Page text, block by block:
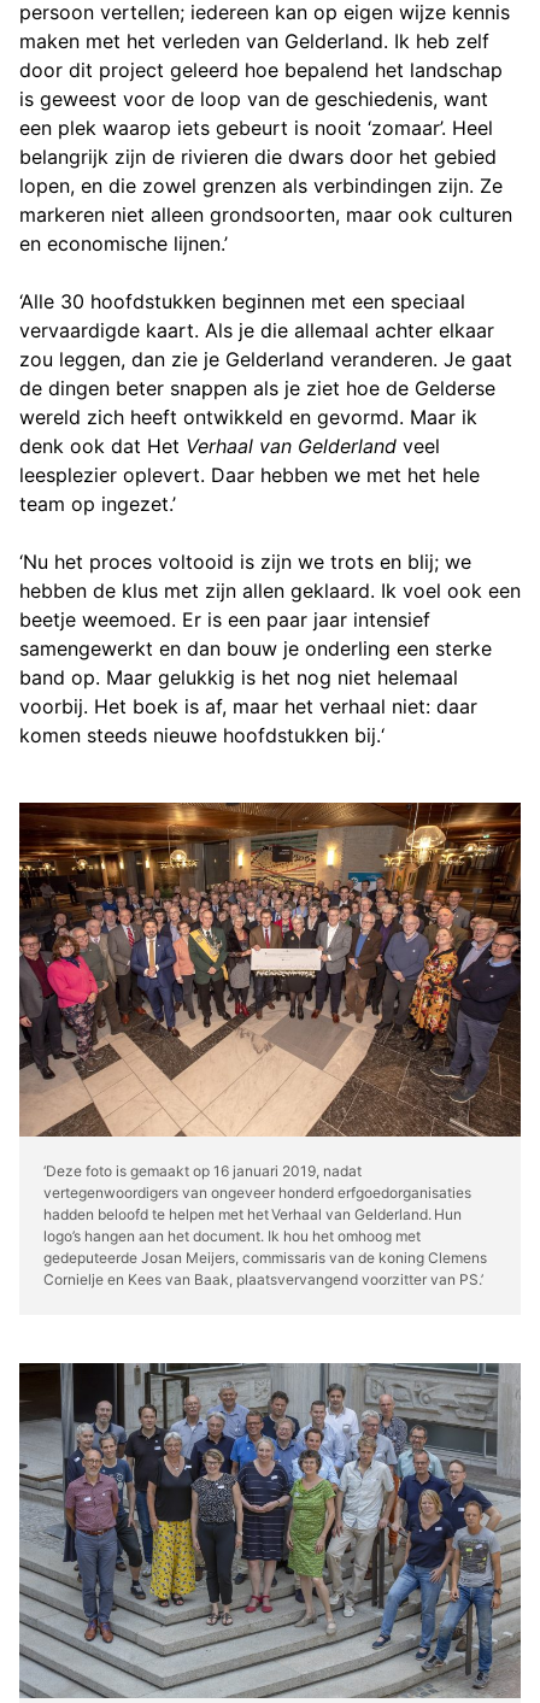
persoon vertellen; iedereen kan op eigen wijze kennis
maken met het verleden van Gelderland. Ik heb zelf
door dit project geleerd hoe bepalend het landschap
is geweest voor de loop van de geschiedenis, want
een plek waarop iets gebeurt is nooit ‘zomaar’. Heel
belangrijk zijn de rivieren die dwars door het gebied
lopen, en die zowel grenzen als verbindingen zijn. Ze
markeren niet alleen grondsoorten, maar ook culturen
en economische lijnen.’
‘Alle 30 hoofdstukken beginnen met een speciaal
vervaardigde kaart. Als je die allemaal achter elkaar
zou leggen, dan zie je Gelderland veranderen. Je gaat
de dingen beter snappen als je ziet hoe de Gelderse
wereld zich heeft ontwikkeld en gevormd. Maar ik
denk ook dat Het Verhaal van Gelderland veel
leesplezier oplevert. Daar hebben we met het hele
team op ingezet.’
‘Nu het proces voltooid is zijn we trots en blij; we
hebben de klus met zijn allen geklaard. Ik voel ook een
beetje weemoed. Er is een paar jaar intensief
samengewerkt en dan bouw je onderling een sterke
band op. Maar gelukkig is het nog niet helemaal
voorbij. Het boek is af, maar het verhaal niet: daar
komen steeds nieuwe hoofdstukken bij.‘
‘Deze foto is gemaakt op 16 januari 2019, nadat
vertegenwoordigers van ongeveer honderd erfgoedorganisaties
hadden beloofd te helpen met het Verhaal van Gelderland. Hun
logo’s hangen aan het document. Ik hou het omhoog met
gedeputeerde Josan Meijers, commissaris van de koning Clemens
Cornielje en Kees van Baak, plaatsvervangend voorzitter van PS.’